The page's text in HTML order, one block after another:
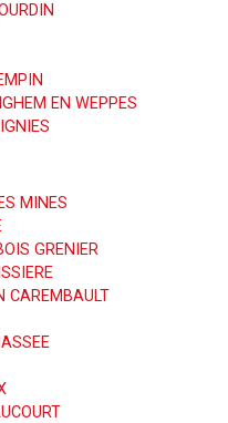
EN WEPPES
MINES
GRENIER